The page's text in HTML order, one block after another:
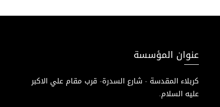
عنوان المؤسسة
كربلاء المقدسة - شارع السدرة- قرب مقام علي الاكبر
عليه السلام.